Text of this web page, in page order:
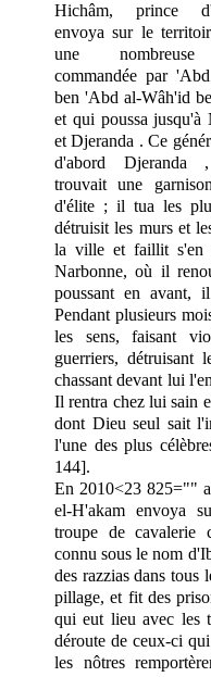
Hichâm, prince
envoya sur le
une
commandée par
ben 'Abd al-Wâh'id
et qui poussa jusqu'à
et Djeranda . Ce
d'abord
trouvait une
d'élite ; il tua les
détruisit les murs et
la ville et faillit s'en
Narbonne, où il
poussant en avant,
Pendant plusieurs
les sens, faisant
guerriers, détruisant
chassant devant lui
Il rentra chez lui sain
dont Dieu seul sait
l'une des plus
144].
En 2010<23 825=""
el-H'akam envoya
troupe de cavalerie
connu sous le nom
des razzias dans tous
pillage, et fit des
qui eut lieu avec les
déroute de ceux-ci
les nôtres